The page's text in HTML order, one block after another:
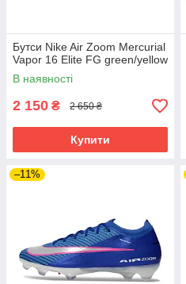
Бутси Nike Air Zoom Mercurial
Vapor 16 Elite FG green/yellow
В наявності
2 150 ₴ 2 650 ₴
Купити
–11%